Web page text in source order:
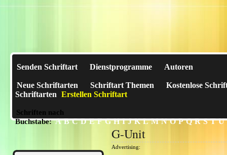
Senden Schriftart Dienstprogramme Autoren
Neue Schriftarten Schriftart Themen
Kostenlose
Schriftarten Erstellen Schriftart
Schriften nach
Buchstabe:A B C D E F G H I J K L M N O P Q R S T U
G-Unit
Advertising: